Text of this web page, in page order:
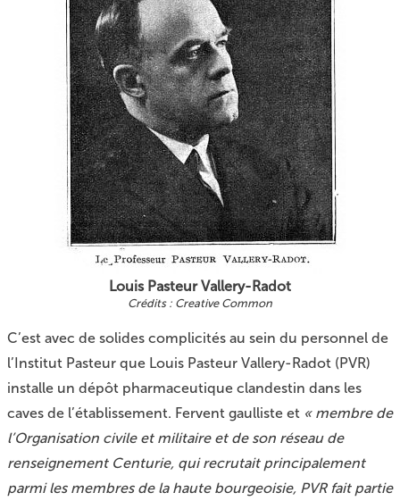
Louis Pasteur Vallery-Radot
Creative Common
C’est avec de solides complicités au sein du personnel de
l’Institut Pasteur que Louis Pasteur Vallery-Radot (PVR)
installe un dépôt pharmaceutique clandestin dans les
caves de l’établissement. Fervent gaulliste et « membre de
l’Organisation civile et militaire et de son réseau de
renseignement Centurie, qui recrutait principalement
parmi les membres de la haute bourgeoisie, PVR fait partie